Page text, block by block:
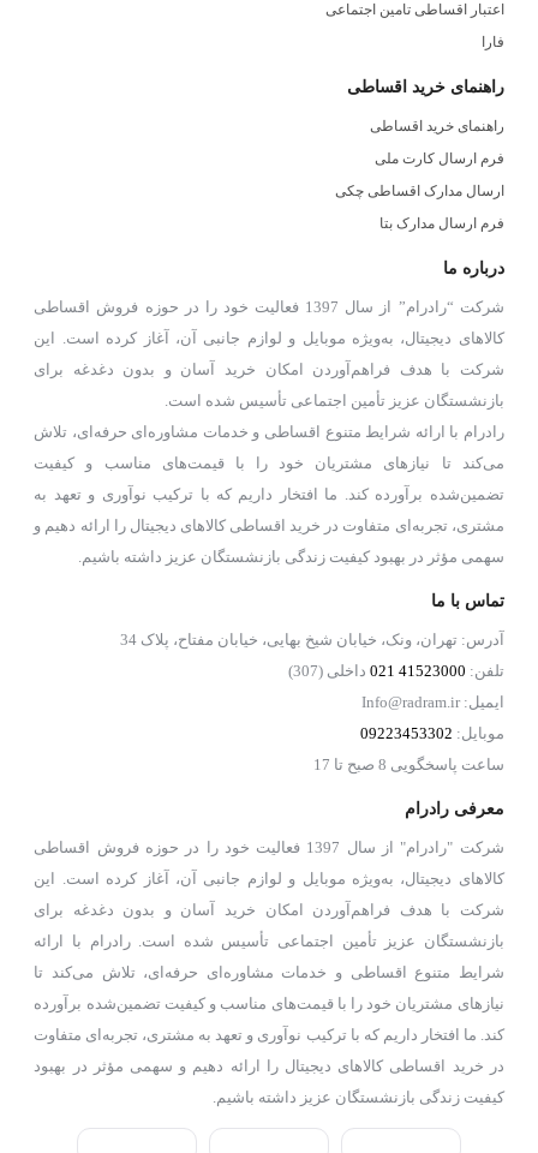
اعتبار اقساطی تامین اجتماعی
فارا
راهنمای خرید اقساطی
راهنمای خرید اقساطی
فرم ارسال کارت ملی
ارسال مدارک اقساطی چکی
فرم ارسال مدارک بتا
درباره ما
شرکت “رادرام” از سال 1397 فعالیت خود را در حوزه فروش اقساطی
کالاهای دیجیتال، به‌ویژه موبایل و لوازم جانبی آن، آغاز کرده است. این
شرکت با هدف فراهم‌آوردن امکان خرید آسان و بدون دغدغه برای
بازنشستگان عزیز تأمین اجتماعی تأسیس شده است.
رادرام با ارائه شرایط متنوع اقساطی و خدمات مشاوره‌ای حرفه‌ای، تلاش
می‌کند تا نیازهای مشتریان خود را با قیمت‌های مناسب و کیفیت
تضمین‌شده برآورده کند. ما افتخار داریم که با ترکیب نوآوری و تعهد به
مشتری، تجربه‌ای متفاوت در خرید اقساطی کالاهای دیجیتال را ارائه دهیم و
سهمی مؤثر در بهبود کیفیت زندگی بازنشستگان عزیز داشته باشیم.
تماس با ما
آدرس: تهران، ونک، خیابان شیخ بهایی، خیابان مفتاح، پلاک 34
تلفن: 41523000 021
داخلی (307)
ایمیل: Info@radram.ir
موبایل: 09223453302
ساعت پاسخگویی 8 صبح تا 17
معرفی رادرام
شرکت "رادرام" از سال 1397 فعالیت خود را در حوزه فروش اقساطی
کالاهای دیجیتال، به‌ویژه موبایل و لوازم جانبی آن، آغاز کرده است. این
شرکت با هدف فراهم‌آوردن امکان خرید آسان و بدون دغدغه برای
بازنشستگان عزیز تأمین اجتماعی تأسیس شده است. رادرام با ارائه
شرایط متنوع اقساطی و خدمات مشاوره‌ای حرفه‌ای، تلاش می‌کند تا
نیازهای مشتریان خود را با قیمت‌های مناسب و کیفیت تضمین‌شده برآورده
کند. ما افتخار داریم که با ترکیب نوآوری و تعهد به مشتری، تجربه‌ای متفاوت
در خرید اقساطی کالاهای دیجیتال را ارائه دهیم و سهمی مؤثر در بهبود
کیفیت زندگی بازنشستگان عزیز داشته باشیم.